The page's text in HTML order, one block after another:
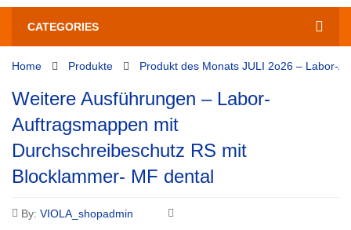
CATEGORIES
Home Produkte Produkt des Monats JULI 2o26 – Labor-
Weitere Ausführungen – Labor-
Auftragsmappen mit
Durchschreibeschutz RS mit
Blocklammer- MF dental
By: VIOLA_shopadmin